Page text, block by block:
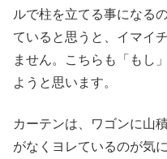
ルで柱を立てる事になる
ていると思うと、イマイ
ません。こちらも「もし
ようと思います。
カーテンは、ワゴンに山
がなくヨレているのが気